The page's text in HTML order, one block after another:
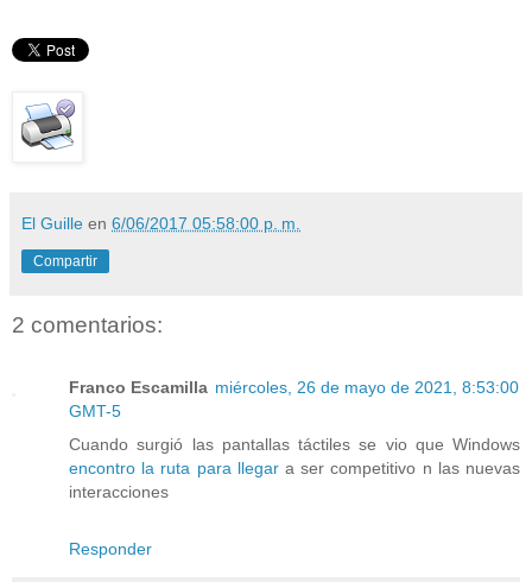
El Guille en 6/06/2017 05:58:00 p. m.
Compartir
2 comentarios:
Franco Escamilla miércoles, 26 de mayo de 2021, 8:53:00
GMT-5
Cuando surgió las pantallas táctiles se vio que Windows
encontro la ruta para llegara ser competitivo n las nuevas
interacciones
Responder